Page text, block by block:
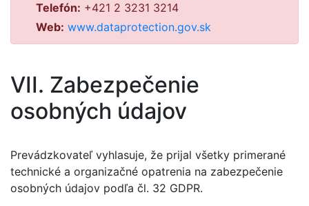
Telefón: +421 2 3231 3214
Web: www.dataprotection.gov.sk
VII. Zabezpečenie
osobných údajov
Prevádzkovateľ vyhlasuje, že prijal všetky primerané
technické a organizačné opatrenia na zabezpečenie
osobných údajov podľa čl. 32 GDPR.